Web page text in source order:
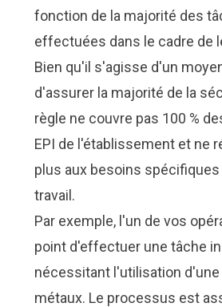
fonction de la majorité des
effectuées dans le cadre de
Bien qu'il s'agisse d'un
d'assurer la majorité de la
règle ne couvre pas 100 %
EPI de l'établissement et ne
plus aux besoins spécifiques
travail.
Par exemple, l'un de vos
point d'effectuer une tâche
nécessitant l'utilisation
métaux. Le processus est